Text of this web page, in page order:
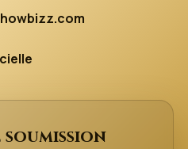
soumission